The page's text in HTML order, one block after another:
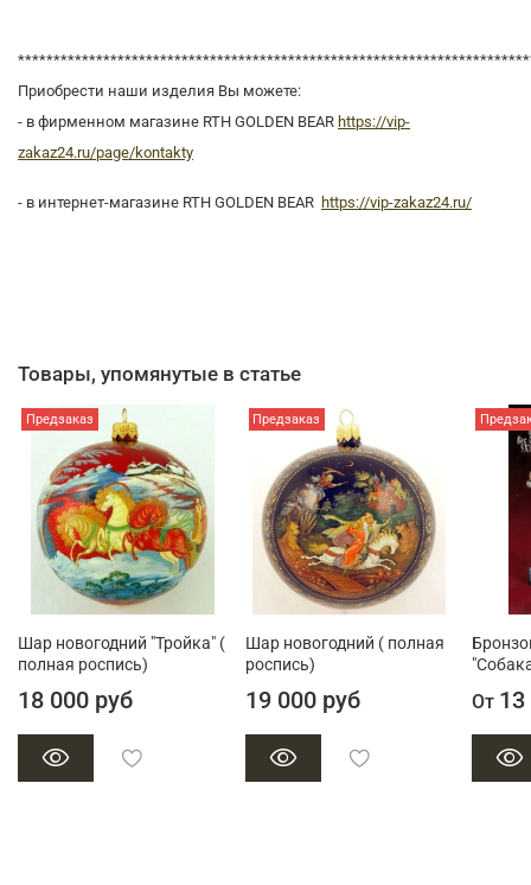
Приобрести наши изделия Вы можете:
- в фирменном магазине RTH GOLDEN BEAR https://vip-
zakaz24.ru/page/kontakty
- в интернет-магазине RTH GOLDEN BEAR https://vip-zakaz24.ru/
Товары, упомянутые в статье
Предзаказ
Шар новогодний "Тройка" (
полная роспись)
18 000 руб
Предзаказ
Шар новогодний ( полная
роспись)
19 000 руб От 13